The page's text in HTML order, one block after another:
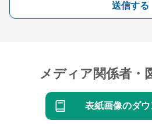
送信する
メディア関係者・
表紙画像のダ